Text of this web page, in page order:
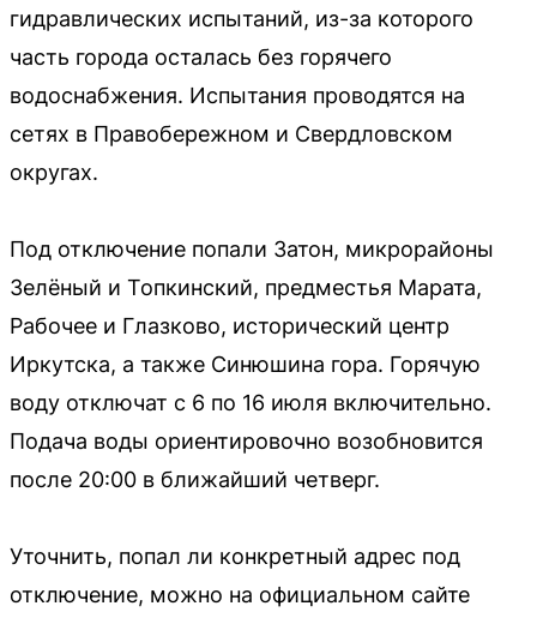
гидравлических испытаний, из-за которого
часть города осталась без горячего
водоснабжения. Испытания проводятся на
сетях в Правобережном и Свердловском
округах.
Под отключение попали Затон, микрорайоны
Зелёный и Топкинский, предместья Марата,
Рабочее и Глазково, исторический центр
Иркутска, а также Синюшина гора. Горячую
воду отключат с 6 по 16 июля включительно.
Подача воды ориентировочно возобновится
после 20:00 в ближайший четверг.
Уточнить, попал ли конкретный адрес под
отключение, можно на официальном сайте